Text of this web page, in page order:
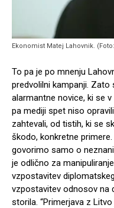
Ekonomist Matej Lahovnik.
To pa je po mnenju
predvolilni kampanji.
alarmantne novice, ki se
pa mediji spet niso
zahtevali, od tistih, ki se
škodo, konkretne
govorimo samo o
je odlično za
vzpostavitev
vzpostavitev odnosov na
storila. “Primerjava z